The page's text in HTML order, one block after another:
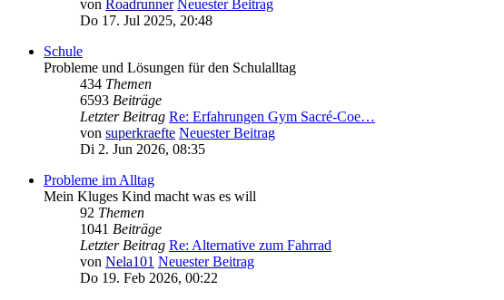
von Roadrunner Neuester Beitrag
Do 17. Jul 2025, 20:48
Schule
Probleme und Lösungen für den Schulalltag
434 Themen
6593 Beiträge
Letzter Beitrag Re: Erfahrungen Gym Sacré-Coe…
von superkraefte Neuester Beitrag
Di 2. Jun 2026, 08:35
Probleme im Alltag
Mein Kluges Kind macht was es will
92 Themen
1041 Beiträge
Letzter Beitrag Re: Alternative zum Fahrrad
von Nela101 Neuester Beitrag
Do 19. Feb 2026, 00:22